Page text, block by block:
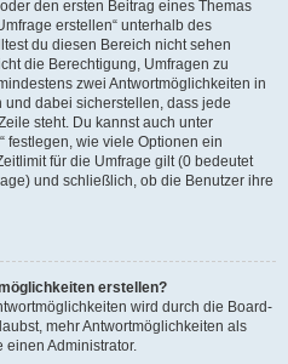
den ersten Beitrag eines Themas
erstellen“ unterhalb des
du diesen Bereich nicht sehen
die Berechtigung, Umfragen zu
zwei Antwortmöglichkeiten in
dabei sicherstellen, dass jede
steht. Du kannst auch unter
festlegen, wie viele Optionen ein
für die Umfrage gilt (0 bedeutet
und schließlich, ob die Benutzer ihre
erstellen?
wird durch die Board-
mehr Antwortmöglichkeiten als
einen Administrator.